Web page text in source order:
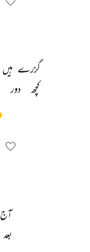
گزرے ہیں
کچھ
دور
آج
بعد